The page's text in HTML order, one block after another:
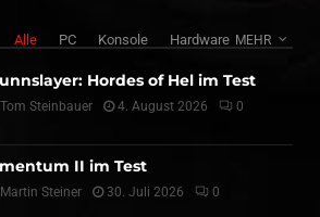
Alle PC Konsole Hardware MEHR
Hordes of Hel im Test
Tom Steinbauer 4. August 2026 0
II im Test
Martin Steiner 30. Juli 2026 0